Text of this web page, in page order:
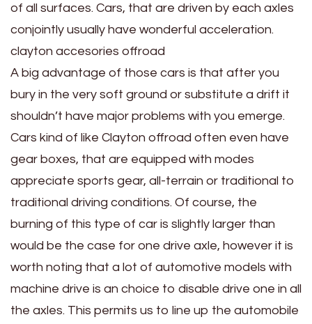
of all surfaces. Cars, that are driven by each axles
conjointly usually have wonderful acceleration.
clayton accesories offroad
A big advantage of those cars is that after you
bury in the very soft ground or substitute a drift it
shouldn’t have major problems with you emerge.
Cars kind of like Clayton offroad often even have
gear boxes, that are equipped with modes
appreciate sports gear, all-terrain or traditional to
traditional driving conditions. Of course, the
burning of this type of car is slightly larger than
would be the case for one drive axle, however it is
worth noting that a lot of automotive models with
machine drive is an choice to disable drive one in all
the axles. This permits us to line up the automobile